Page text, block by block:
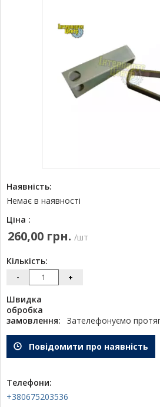
Наявність:
Немає в наявності
Ціна :
260,00 грн. /шт
Кількість:
- +
Швидка
обробка
замовлення:
Зателефонуємо
Повідомити про наявність
Телефони:
+380675203536